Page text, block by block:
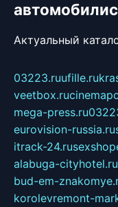
Актуальный
03223.ruufille.ru
veetbox.ru
mega-press.ru
eurovision-russia.ru
itrack-24.ru
alabuga-cityhotel.ru
bud-em-
korolevremont-